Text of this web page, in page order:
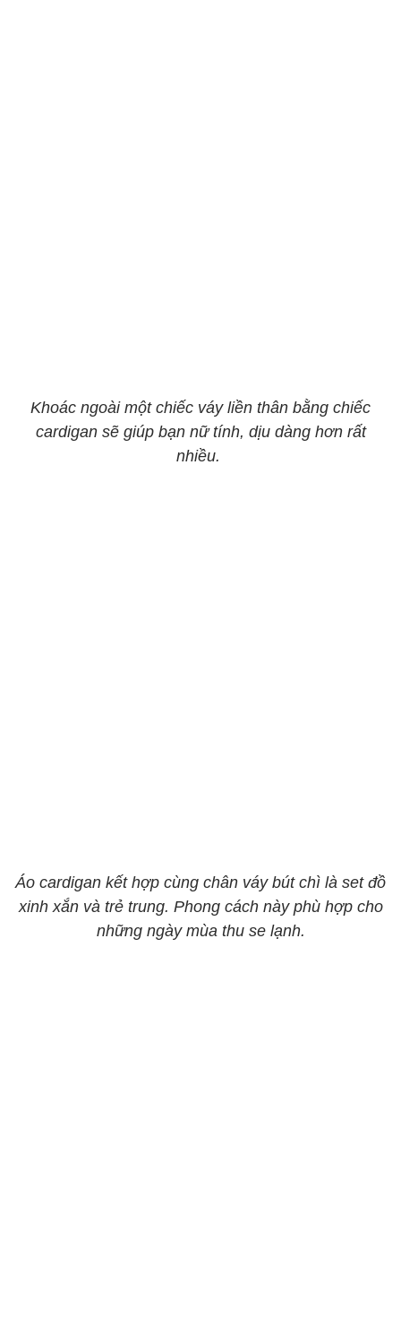
Khoác ngoài một chiếc váy liền thân bằng chiếc
cardigan sẽ giúp bạn nữ tính, dịu dàng hơn rất
nhiều.
Áo cardigan kết hợp cùng chân váy bút chì là set đồ
xinh xắn và trẻ trung. Phong cách này phù hợp cho
những ngày mùa thu se lạnh.